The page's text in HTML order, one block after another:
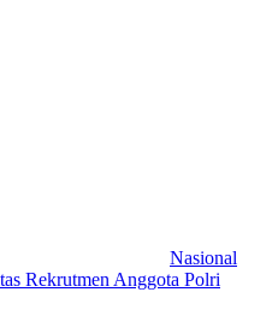
Nasional
Rekrutmen Anggota Polri